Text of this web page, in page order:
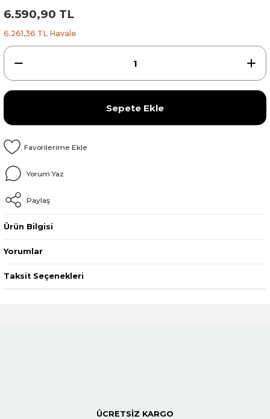
6.590,90 TL
6.261,36 TL Havale
Sepete Ekle
Yorum Yaz
Paylaş
Ürün Bilgisi
Yorumlar
Taksit Seçenekleri
ÜCRETSİZ KARGO